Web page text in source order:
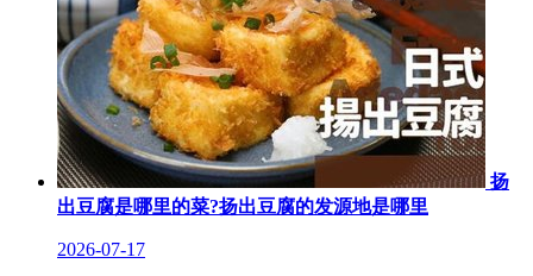
扬
出豆腐是哪里的菜?扬出豆腐的发源地是哪里
2026-07-17